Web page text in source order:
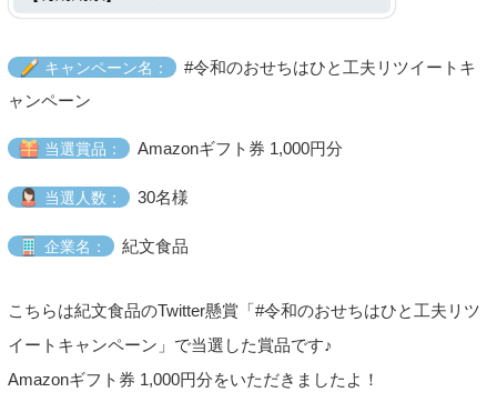
キャンペーン名：
#令和のおせちはひと工夫リツイートキ
ャンペーン
当選賞品： Amazonギフト券 1,000円分
当選人数： 30名様
企業名： 紀文食品
こちらは紀文食品のTwitter懸賞「#令和のおせちはひと工夫リツ
イートキャンペーン」で当選した賞品です♪
Amazonギフト券 1,000円分をいただきましたよ！